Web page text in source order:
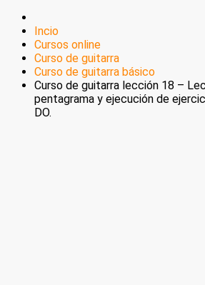
Incio
Cursos online
Curso de guitarra
Curso de guitarra básico
Curso de guitarra lección 18 –
pentagrama y ejecución de
DO.